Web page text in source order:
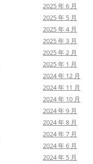
2025 年 6 月
2025 年 5 月
2025 年 4 月
2025 年 3 月
2025 年 2 月
2025 年 1 月
2024 年 12 月
2024 年 11 月
2024 年 10 月
2024 年 9 月
2024 年 8 月
2024 年 7 月
2024 年 6 月
2024 年 5 月